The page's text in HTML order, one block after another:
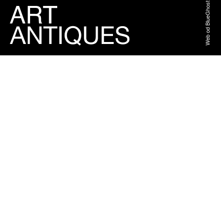
Web od BlueGhost